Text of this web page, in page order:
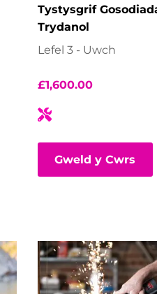
Tystysgrif
Trydanol
Lefel 3 - Uwch
£1,600.00
Gweld y Cwrs